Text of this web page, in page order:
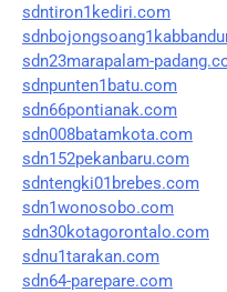
sdntiron1kediri.com
sdn23marapalam-
sdnpunten1batu.com
sdn66pontianak.com
sdn008batamkota.com
sdn152pekanbaru.com
sdntengki01brebes.com
sdn1wonosobo.com
sdn30kotagorontalo.com
sdnu1tarakan.com
sdn64-parepare.com